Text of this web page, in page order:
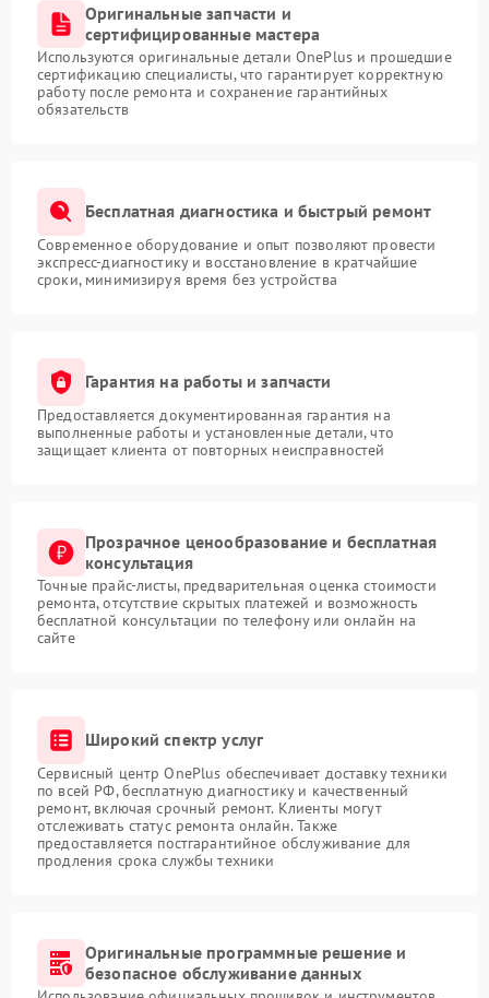
Оригинальные запчасти и
сертифицированные мастера
Используются оригинальные детали OnePlus и прошедшие
сертификацию специалисты, что гарантирует корректную
работу после ремонта и сохранение гарантийных
обязательств
Бесплатная диагностика и быстрый ремонт
Современное оборудование и опыт позволяют провести
экспресс-диагностику и восстановление в кратчайшие
сроки, минимизируя время без устройства
Гарантия на работы и запчасти
Предоставляется документированная гарантия на
выполненные работы и установленные детали, что
защищает клиента от повторных неисправностей
Прозрачное ценообразование и бесплатная
консультация
Точные прайс-листы, предварительная оценка стоимости
ремонта, отсутствие скрытых платежей и возможность
бесплатной консультации по телефону или онлайн на
сайте
Широкий спектр услуг
Сервисный центр OnePlus обеспечивает доставку техники
по всей РФ, бесплатную диагностику и качественный
ремонт, включая срочный ремонт. Клиенты могут
отслеживать статус ремонта онлайн. Также
предоставляется постгарантийное обслуживание для
продления срока службы техники
Оригинальные программные решение и
безопасное обслуживание данных